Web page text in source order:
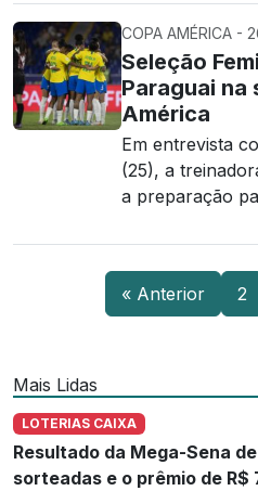
COPA AMÉRICA -
Seleção
Paraguai na
América
Em entrevista
(25), a
a preparação
« Anterior 2
Mais Lidas
LOTERIAS CAIXA
Resultado da Mega-Sena
sorteadas e o prêmio de R$